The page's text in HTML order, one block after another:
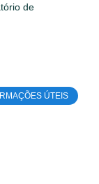
de
ÚTEIS